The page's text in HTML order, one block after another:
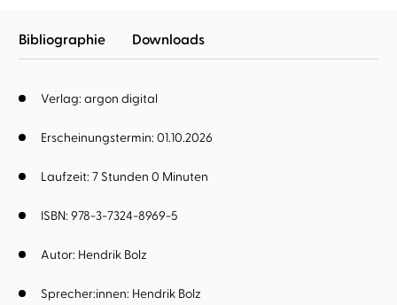
Bibliographie Downloads
Verlag: argon digital
Erscheinungstermin: 01.10.2026
Laufzeit: 7 Stunden 0 Minuten
ISBN: 978-3-7324-8969-5
Autor: Hendrik Bolz
Sprecher:innen: Hendrik Bolz